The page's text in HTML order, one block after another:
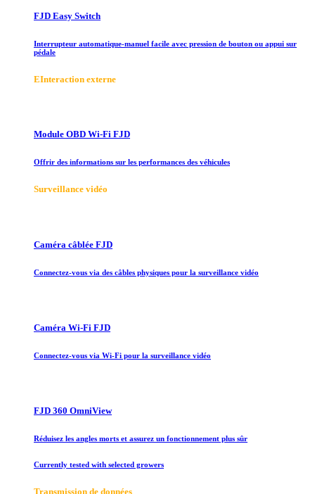
FJD Easy Switch
Interrupteur automatique-manuel facile avec pression de bouton ou appui sur
pédale
EInteraction externe
Module OBD Wi-Fi FJD
Offrir des informations sur les performances des véhicules
Surveillance vidéo
Caméra câblée FJD
Connectez-vous via des câbles physiques pour la surveillance vidéo
Caméra Wi-Fi FJD
Connectez-vous via Wi-Fi pour la surveillance vidéo
FJD 360 OmniView
Réduisez les angles morts et assurez un fonctionnement plus sûr
Currently tested with selected growers
Transmission de données